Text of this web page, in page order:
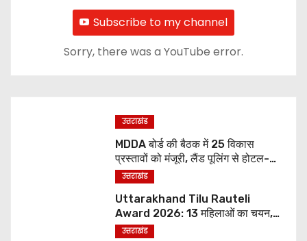
Subscribe to my channel
Sorry, there was a YouTube error.
उत्तराखंड
MDDA बोर्ड की बैठक में 25 विकास
प्रस्तावों को मंजूरी, लैंड पूलिंग से होटल-
पर्यटन परियोजनाओं को मिलेगी रफ्तार
उत्तराखंड
Uttarakhand Tilu Rauteli
Award 2026: 13 महिलाओं का चयन,
8 अगस्त को सीएम धामी करेंगे सम्मानित
उत्तराखंड